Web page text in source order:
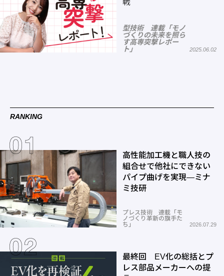
戦
型技術 連載「モノ
づくりの未来を照ら
す高専突撃レポー
ト」
2025.06.02
RANKING
高性能加工機と職人技の
組合せで他社にできない
パイプ曲げを実現―ミナ
ミ技研
プレス技術 連載「モ
ノづくり革新の旗手た
ち」
2026.07.29
最終回 EV化の総括とプ
レス部品メーカーへの提